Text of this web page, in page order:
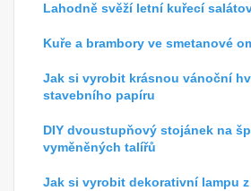
Lahodně svěží letní kuřecí
Kuře a brambory ve smetanové
Jak si vyrobit krásnou vánoční
stavebního papíru
DIY dvoustupňový stojánek na
vyměněných talířů
Jak si vyrobit dekorativní lampu